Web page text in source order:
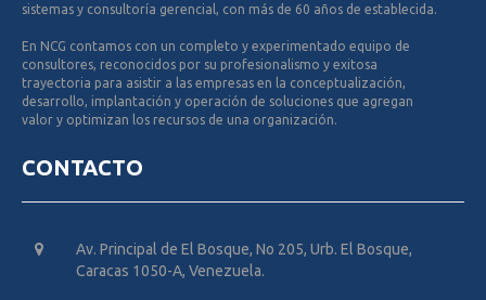
sistemas y consultoría gerencial, con más de 60 años de establecida.
En NCG contamos con un completo y experimentado equipo de
consultores, reconocidos por su profesionalismo y exitosa
trayectoria para asistir a las empresas en la conceptualización,
desarrollo, implantación y operación de soluciones que agregan
valor y optimizan los recursos de una organización.
CONTACTO
Av. Principal de El Bosque, No 205, Urb. El Bosque,
Caracas 1050-A, Venezuela.